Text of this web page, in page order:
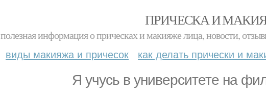
ПРИЧЕСКА И
полезная информация о прическах и макияже лица, новости,
виды макияжа и причесок как делать прически и
Я учусь в университете на